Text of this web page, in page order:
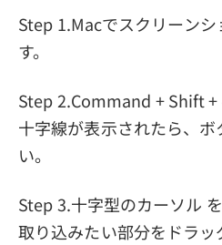
Step 1.Macでスクリーン
す。
Step 2.Command + Shift +
十字線が表示されたら、ボ
い。
Step 3.十字型のカーソル
取り込みたい部分をドラッ